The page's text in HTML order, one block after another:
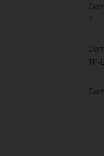
?
TP-